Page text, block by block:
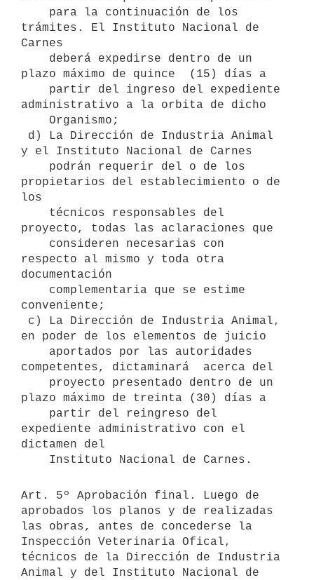
trámites. El Instituto Nacional de
Carnes
plazo máximo de quince  (15) días a
administrativo a la orbita de dicho
y el Instituto Nacional de Carnes
propietarios del establecimiento o de
los
proyecto, todas las aclaraciones que
respecto al mismo y toda otra
documentación
conveniente;
en poder de los elementos de juicio
competentes, dictaminará  acerca del
plazo máximo de treinta (30) días a
expediente administrativo con el
dictamen del
Art. 5º Aprobación final. Luego de
aprobados los planos y de realizadas
las obras, antes de concederse la
Inspección Veterinaria Ofical,
técnicos de la Dirección de Industria
Animal y del Instituto Nacional de